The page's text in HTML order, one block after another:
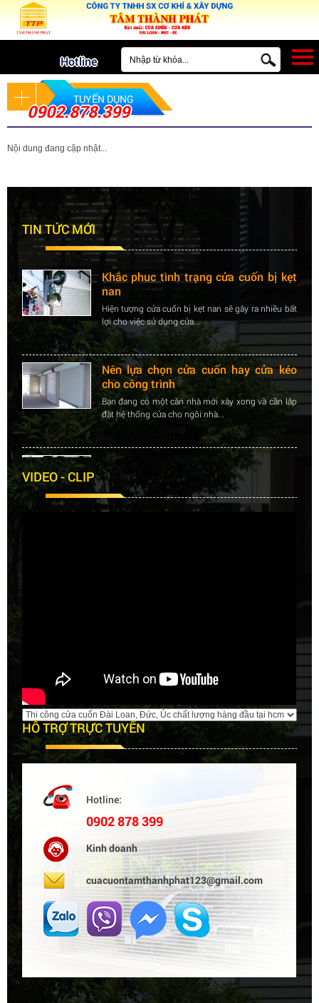
Hotline
0902.878.399
TUYỂN DỤNG
Nội dung đang cập nhật...
TIN TỨC MỚI
cho công trình
Bạn đang có một căn nhà mới xây xong và cần lắp
đặt hệ thống cửa cho ngôi nhà...
Khắc phuc tình trạng cửa cuốn bị kẹt
nan
Hiện tượng cửa cuốn bị kẹt nan sẽ gây ra nhiều bất
lợi cho việc sử dụng cửa...
Nên lựa chọn cửa cuốn hay cửa kéo
cho công trình
Bạn đang có một căn nhà mới xây xong và cần lắp
đặt hệ thống cửa cho ngôi nhà...
Khắc phuc tình trạng cửa cuốn bị kẹt
nan
Hiện tượng cửa cuốn bị kẹt nan sẽ gây ra nhiều bất
lợi cho việc sử dụng cửa...
VIDEO - CLIP
HỖ TRỢ TRỰC TUYẾN
Hotline:
0902 878 399
Kinh doanh
cuacuontamthanhphat123@gmail.com